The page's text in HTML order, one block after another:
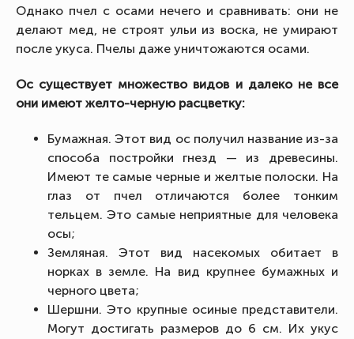
Однако пчел с осами нечего и сравнивать: они не
делают мед, не строят ульи из воска, не умирают
после укуса. Пчелы даже уничтожаются осами.
Ос существует множество видов и далеко не все
они имеют желто-черную расцветку:
Бумажная. Этот вид ос получил название из-за
способа постройки гнезд — из древесины.
Имеют те самые черные и желтые полоски. На
глаз от пчел отличаются более тонким
тельцем. Это самые неприятные для человека
осы;
Земляная. Этот вид насекомых обитает в
норках в земле. На вид крупнее бумажных и
черного цвета;
Шершни. Это крупные осиные представители.
Могут достигать размеров до 6 см. Их укус